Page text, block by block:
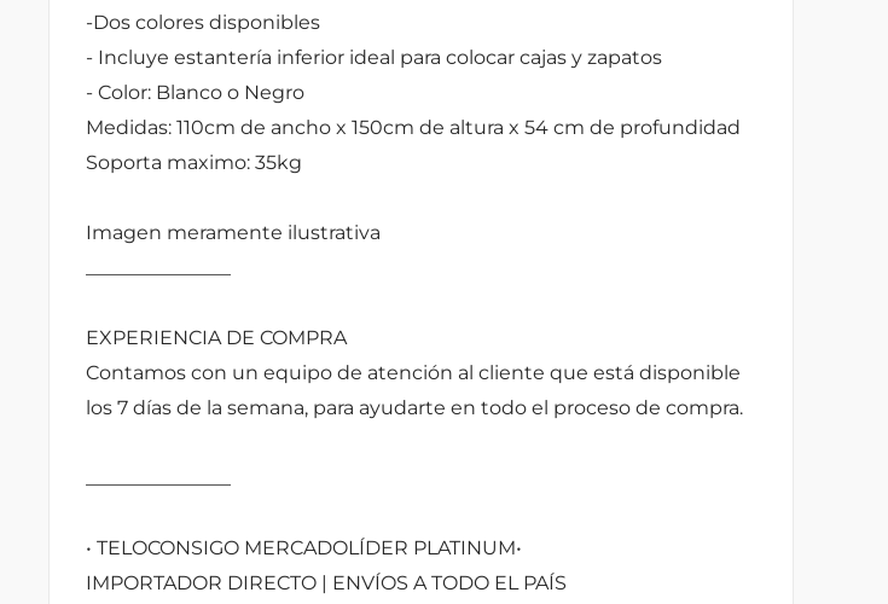
-Dos colores disponibles
- Incluye estantería inferior ideal para colocar cajas y zapatos
- Color: Blanco o Negro
Medidas: 110cm de ancho x 150cm de altura x 54 cm de profundidad
Soporta maximo: 35kg
Imagen meramente ilustrativa
EXPERIENCIA DE COMPRA
Contamos con un equipo de atención al cliente que está disponible
los 7 días de la semana, para ayudarte en todo el proceso de compra.
• TELOCONSIGO MERCADOLÍDER PLATINUM•
IMPORTADOR DIRECTO | ENVÍOS A TODO EL PAÍS